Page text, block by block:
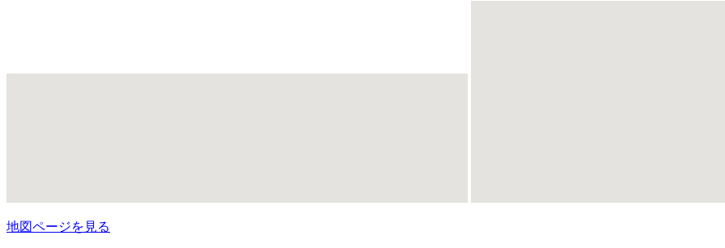
地図ページを見る